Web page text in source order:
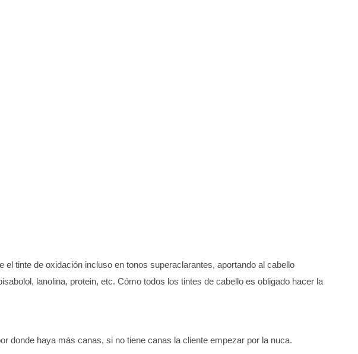
tinte de oxidación incluso en tonos superaclarantes, aportando al cabello
lanolina, protein, etc. Cómo todos los tintes de cabello es obligado hacer la
donde haya más canas, si no tiene canas la cliente empezar por la nuca.